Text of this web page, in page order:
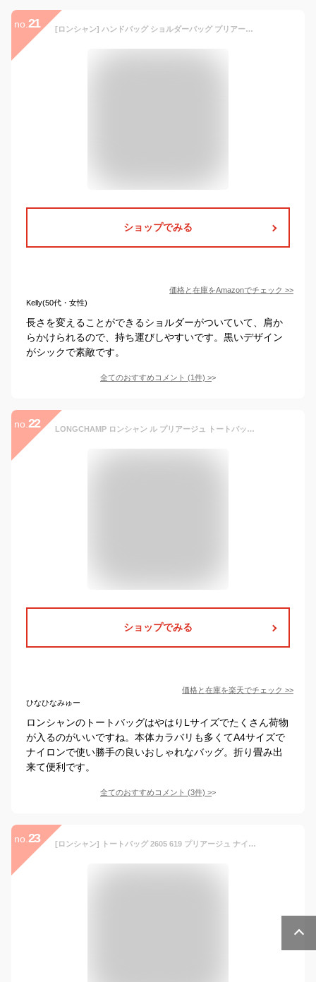
no. 21 [ロンシャン] ハンドバッグ ショルダーバッグ プリアージュ エナジー XSサイズ 2WAY ブラック レディース 1500 HSR 001 [並行輸入品]
ショップでみる
価格と在庫をAmazonでチェック >>
Kelly(50代・女性)
長さを変えることができるショルダーがついていて、肩か
らかけられるので、持ち運びしやすいです。黒いデザイン
がシックで素敵です。
全てのおすすめコメント (1件) >
no. 22 LONGCHAMP ロンシャン ル プリアージュ トートバッグ L サイズ 1624 089 レディース ナイロン a4 通勤 トラベルバッグ 折りたたみ バッグ 旅行用 ギフト・のし可
ショップでみる
価格と在庫を楽天でチェック >>
ひなひなみゅー
ロンシャンのトートバッグはやはりLサイズでたくさん荷物
が入るのがいいですね。本体カラバリも多くてA4サイズで
ナイロンで使い勝手の良いおしゃれなバッグ。折り畳み出
来て便利です。
全てのおすすめコメント (3件) >
no. 23 [ロンシャン] トートバッグ 2605 619 プリアージュ ナイロン B5サイズ対応 PC収納可 Navy [並行輸入品]